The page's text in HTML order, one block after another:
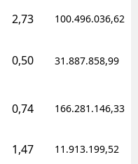
2,73 100.496.036,62
0,50 31.887.858,99
0,74 166.281.146,33
1,47 11.913.199,52